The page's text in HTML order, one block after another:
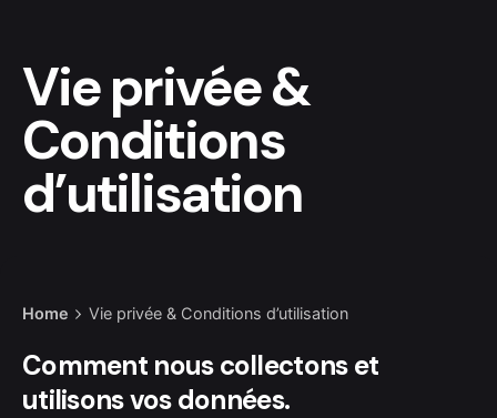
Vie privée &
Conditions
d’utilisation
Home Vie privée & Conditions d’utilisation
Comment nous collectons et
utilisons vos données.